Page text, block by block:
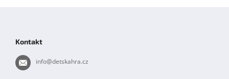
Kontakt
info@detskahra.cz